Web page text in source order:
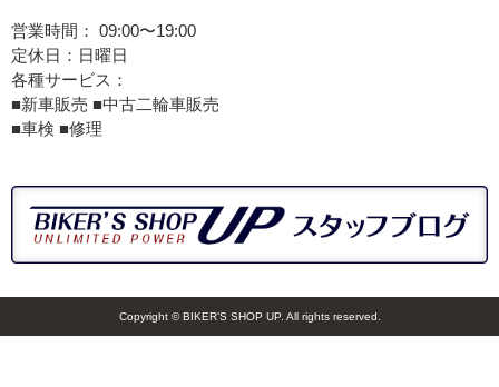
営業時間： 09:00〜19:00
定休日：日曜日
各種サービス：
■新車販売 ■中古二輪車販売
■車検 ■修理
Copyright © BIKER’S SHOP UP. All rights reserved.